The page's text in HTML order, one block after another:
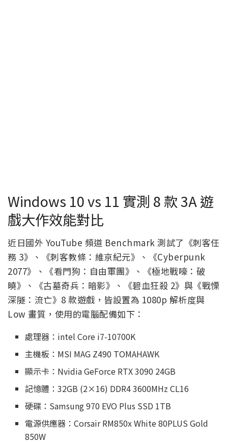
Windows 10 vs 11 實測 8 款 3A 遊
戲大作效能對比
近日國外 YouTube 頻道 Benchmark 測試了《刺客任
務 3》、《刺客教條：維京紀元》、《Cyberpunk
2077》、《看門狗：自由軍團》、《極地戰嚎：破
曉》、《古墓奇兵：暗影》、《碧血狂殺 2》與《戰慄
深隧：流亡》8 款遊戲，皆設置為 1080p 解析度與
Low 畫質，使用的電腦配備如下：
處理器：intel Core i7-10700K
主機板：MSI MAG Z490 TOMAHAWK
顯示卡：Nvidia GeForce RTX 3090 24GB
記憶體：32GB (2×16) DDR4 3600MHz CL16
硬碟：Samsung 970 EVO Plus SSD 1TB
電源供應器：Corsair RM850x White 80PLUS Gold
850W